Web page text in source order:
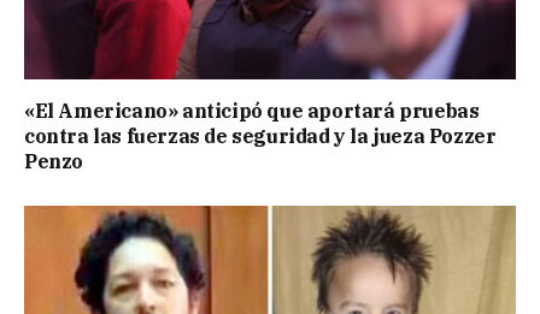
«El Americano» anticipó que aportará pruebas
contra las fuerzas de seguridad y la jueza Pozzer
Penzo